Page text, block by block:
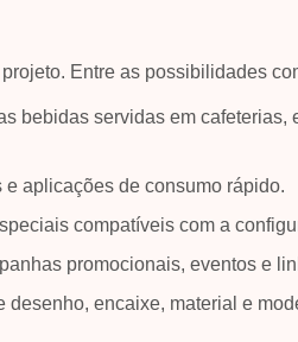
e ajudar a empresa a
formato, das dimensões,